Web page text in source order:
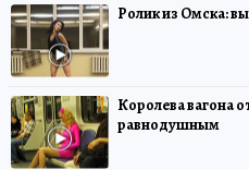
Ролик из Омска:
Королева вагона
равнодушным